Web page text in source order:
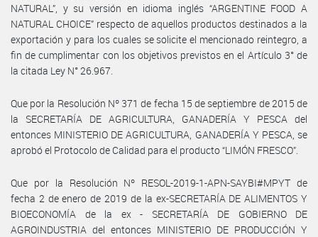
NATURAL”, y su versión en idioma inglés “ARGENTINE FOOD A
NATURAL CHOICE” respecto de aquellos productos destinados a la
exportación y para los cuales se solicite el mencionado reintegro, a
fin de cumplimentar con los objetivos previstos en el Artículo 3° de
la citada Ley N° 26.967.
Que por la Resolución Nº 371 de fecha 15 de septiembre de 2015 de
la SECRETARÍA DE AGRICULTURA, GANADERÍA Y PESCA del
entonces MINISTERIO DE AGRICULTURA, GANADERÍA Y PESCA, se
aprobó el Protocolo de Calidad para el producto “LIMÓN FRESCO”.
Que por la Resolución Nº RESOL-2019-1-APN-SAYBI#MPYT de
fecha 2 de enero de 2019 de la ex-SECRETARÍA DE ALIMENTOS Y
BIOECONOMÍA de la ex - SECRETARÍA DE GOBIERNO DE
AGROINDUSTRIA del entonces MINISTERIO DE PRODUCCIÓN Y